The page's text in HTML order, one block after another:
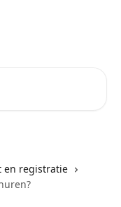
en registratie